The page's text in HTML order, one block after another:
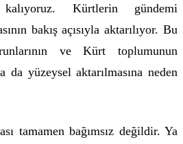
Kürtlerin gündemi
bakış açısıyla aktarılıyor. Bu
ve Kürt toplumunun
yüzeysel aktarılmasına neden
tamamen bağımsız değildir. Ya